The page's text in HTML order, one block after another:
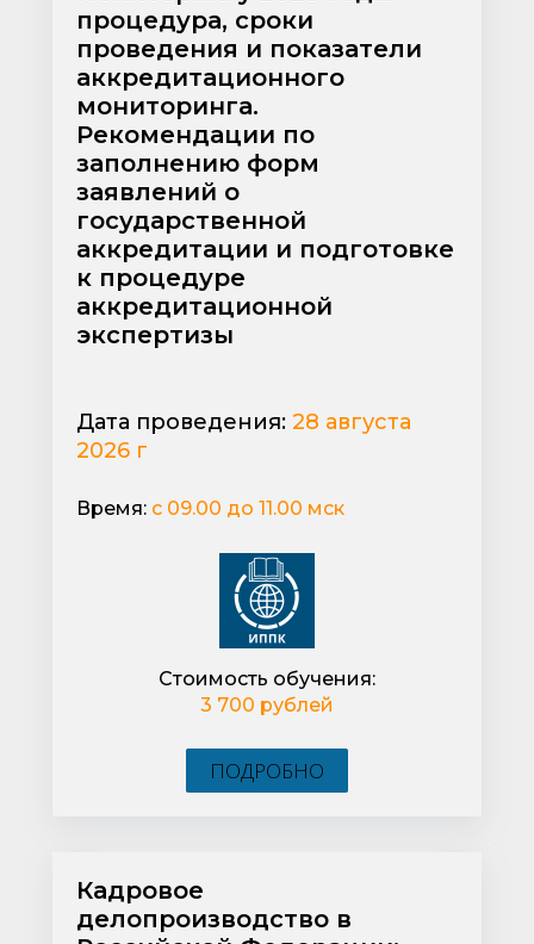
процедура, сроки
проведения и показатели
аккредитационного
мониторинга.
Рекомендации по
заполнению форм
заявлений о
государственной
аккредитации и подготовке
к процедуре
аккредитационной
экспертизы
Дата проведения: 28 августа
2026 г
Время: с 09.00 до 11.00 мск
Стоимость обучения:
3 700 рублей
ПОДРОБНО
Кадровое
делопроизводство в